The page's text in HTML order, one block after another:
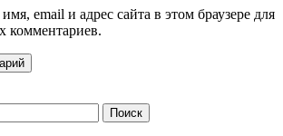
email и адрес сайта в этом браузере для
комментариев.